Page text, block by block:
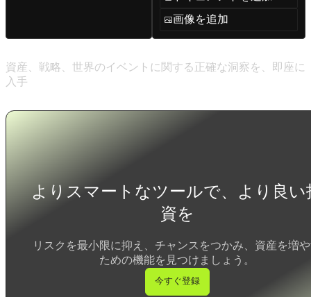
画像を追加
資産、戦略、世界のイベントに関する正確な洞察を、即座に
入手
よりスマートなツールで、より良い
資を
リスクを最小限に抑え、チャンスをつかみ、資産を増
ための機能を見つけましょう。
今すぐ登録